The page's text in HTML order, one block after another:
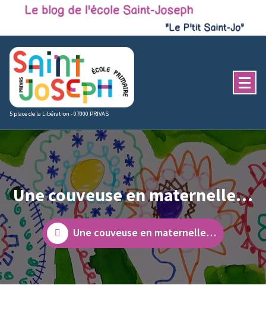
content
5 place de la Libération - 07000 PRIVAS
Une couveuse en maternelle…
Une couveuse en maternelle…